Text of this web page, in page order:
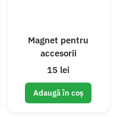
Magnet pentru
accesorii
15 lei
Adaugă în coș